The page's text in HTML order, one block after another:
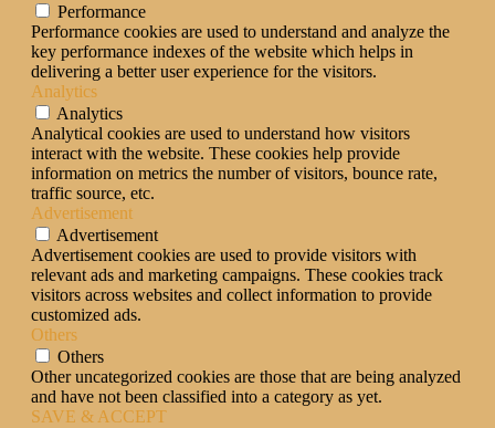
Performance
Performance cookies are used to understand and analyze the
key performance indexes of the website which helps in
delivering a better user experience for the visitors.
Analytics
Analytics
Analytical cookies are used to understand how visitors
interact with the website. These cookies help provide
information on metrics the number of visitors, bounce rate,
traffic source, etc.
Advertisement
Advertisement
Advertisement cookies are used to provide visitors with
relevant ads and marketing campaigns. These cookies track
visitors across websites and collect information to provide
customized ads.
Others
Others
Other uncategorized cookies are those that are being analyzed
and have not been classified into a category as yet.
SAVE & ACCEPT